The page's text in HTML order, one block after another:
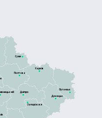
Дніпро
Харків
Полтава
Суми
Запоріжжя
Донецьк
Луганськ